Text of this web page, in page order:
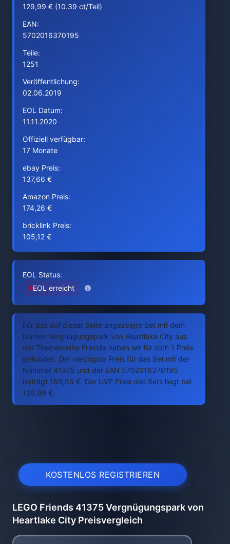
129,99 € (10.39 ct/Teil)
EAN:
5702016370195
Teile:
1251
Veröffentlichung:
02.06.2019
EOL Datum:
11.11.2020
Offiziell verfügbar:
17 Monate
ebay Preis:
137,66 €
Amazon Preis:
174,26 €
bricklink Preis:
105,12 €
EOL Status:
EOL erreicht
Für das auf dieser Seite angezeigte Set mit dem
Namen Vergnügungspark von Heartlake City aus
der Themenreihe Friends haben wir für dich 1 Preis
gefunden. Der niedrigste Preis für das Set mit der
Nummer 41375 und der EAN 5702016370195
beträgt 159,56 €. Der UVP Preis des Sets liegt bei
129,99 €.
KOSTENLOS REGISTRIEREN
LEGO Friends 41375 Vergnügungspark von
Heartlake City Preisvergleich